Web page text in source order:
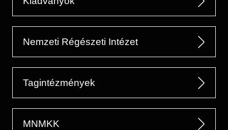
Nemzeti Régészeti Intézet
Tagintézmények
MNMKK